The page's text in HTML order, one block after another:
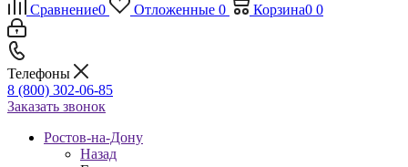
Сравнение0 Отложенные 0 Корзина0 0
Телефоны
8 (800) 302-06-85
Заказать звонок
Ростов-на-Дону
Назад